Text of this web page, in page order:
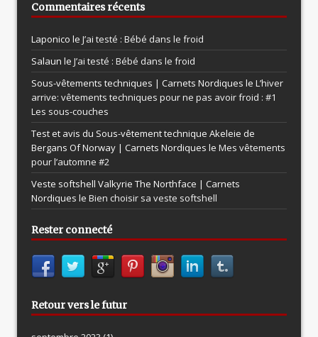
Commentaires récents
Laponico le J’ai testé : Bébé dans le froid
Salaun le J’ai testé : Bébé dans le froid
Sous-vêtements techniques | Carnets Nordiques le L’hiver
arrive: vêtements techniques pour ne pas avoir froid : #1
Les sous-couches
Test et avis du Sous-vêtement technique Akeleie de
Bergans Of Norway | Carnets Nordiques le Mes vêtements
pour l’automne #2
Veste softshell Valkyrie The Northface | Carnets
Nordiques le Bien choisir sa veste softshell
Rester connecté
Retour vers le futur